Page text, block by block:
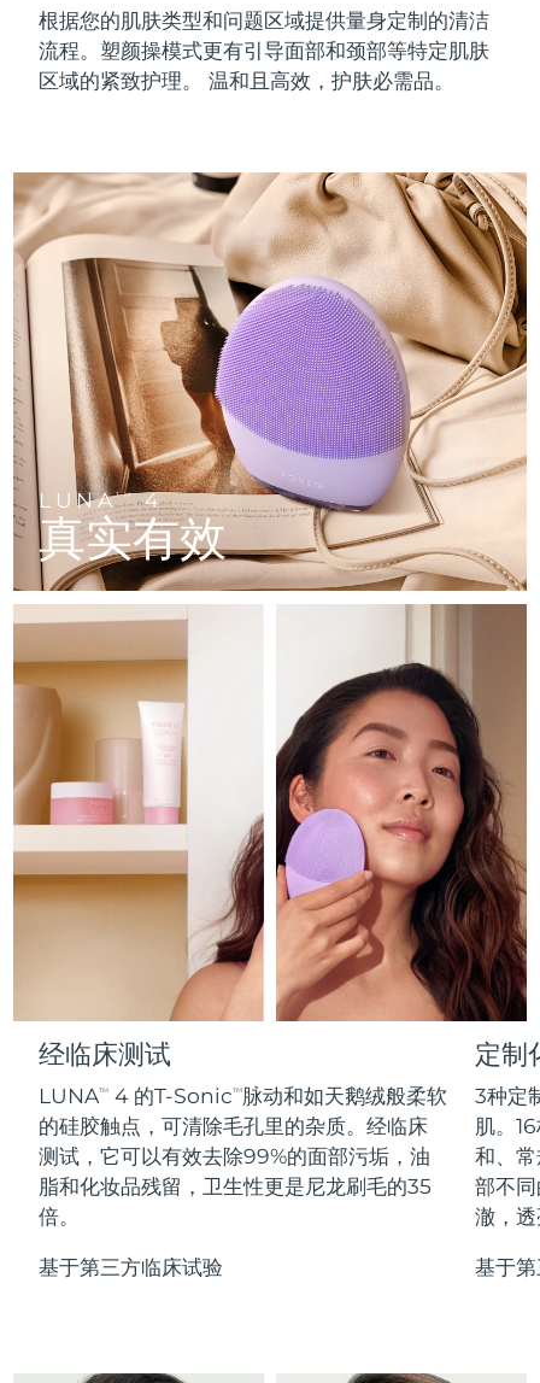
根据您的肌肤类型和问题区域提供量身定制的清洁
流程。塑颜操模式更有引导面部和颈部等特定肌肤
区域的紧致护理。 温和且高效，护肤必需品。
LUNATM4
真实有效
经临床测试
LUNATM 4 的T-SonicTM脉动和如天鹅绒般柔软
的硅胶触点，可清除毛孔里的杂质。经临床
测试，它可以有效去除99%的面部污垢，油
脂和化妆品残留，卫生性更是尼龙刷毛的35
倍。
基于第三方临床试验
定制
3种定
肌。
和、
部不
澈，
基于
LUNA™ 4 Plus
LUNA™ 4 Men
For men, anti-aging massage
LUNA™ 4 mini
For young skin, T-zone
LUNA™ 4 go
For travel or gym bag
LUNA™ 护肤
Premium cleansers & balm
LUNA™ 设备
All facial cleansing devices
BEAR™ 2 go
BEAR™ 2 eyes & lips
Microcurrent line smoothing device
面部提拉护理
Premium anti-aging skincare
BEAR™ 设备
All premium facelift devices
补水保湿
UFO™ 3 套装
UFO™ 3 LED
Near-infrared and red light therapy
device
UFO™ 3 mini
Red light therapy device for young skin
UFO™ 3 go
Portable red light therapy
面膜
Rejuvenation & hydration
UFO™ 设备
All deep facial hydration devices
口腔护理
issa™ 4
issa™ 4 plus
Smart hybrid silicone sonic toothbrush
issa™ 4 smile
Hybrid silicone sonic toothbrush
issa™ 4 baby
For ages 0-3
issa™ Teeth Whitening Set
ISSA™ 设备
All silicone sonic toothbrushes
抗老
FAQ™ 101
Clinical anti-aging
FAQ™ 102
Advanced clinical anti-aging
FAQ™ 103
Luxurious clinical anti-aging set
FAQ™ P1 Primer
Manuka honey primer
FAQ™护肤品
All FAQ™ skincare
FAQ™产品
All anti-aging treatments
LED治疗
NEW
FAQ™ 201
LED mask
FAQ™ 202
LED mask
FAQ™ 211
Anti-aging neck & décolleté LED mask
FAQ™ 221
Anti-aging LED hand mask
FAQ™护肤品
All FAQ™ skincare
FAQ™产品
All LED treatments
生发
FAQ™ 301
LED hair strengthening scalp massager
FAQ™ Scalp Serum
Scalp recovery probiotic serum
FAQ™护肤品
All FAQ™ skincare
FAQ™产品
All hair treatments
肌肤年轻化
NEW
FAQ™ 501
Full-Spectrum Red Light Therapy
FAQ™ 502
Full-Spectrum Red Light Therapy
FAQ™ Red Light Serum
FAQ™ skincare
All FAQ™ skincare
FAQ™ products
All toning treatments
保健品
NEW
专业治疗
脱毛
PEACH™ 2 Pro Max
Professional IPL hair removal device
PEACH™ 2
IPL hair removal
PEACH™ 2 go
Travel-friendly IPL hair removal
PEACH™ Cooling Prep Gel
身体护理
BEAR™ 2 body
Microcurrent body toning
LUNA™ 4 body
Massaging body brush
SUPERCHARGED™ serum
Firming body serum
ESPADA™ 2 plus
Recurring acne LED therapy
ESPADA™ 2
Acne treatment device
ESPADA™ Blemish Solution
眼部护理
BEAR™ 2 eyes & lips
Microcurrent line smoothing device
IRIS™ 2
Rejuvenating eye massager
眼部护肤
毛孔护理
KIWI™ derma
Diamond microdermabrasion .
Blackhead remover
LUNA™ 4 hair
2-in-1 LED scalp massager
LED light hairbrush
牙齿美白
NEW
issa™ Teeth Whitening Set
Dual LED + sonic device & 18% PAP gel
issa™ Teeth Whitening Gel
更多的
波斯尼亚和黑塞哥维那 预计送达日期12/08/2026
文莱 预计送达日期14/08/2026
加拿大 预计送达日期13/08/2026
智利 预计送达日期 13/08/2026
中国 预计送达日期09/08/2026
哥伦比亚 预计送达日期13/08/2026
克罗地亚 预计送达日期 09/08/2026
塞浦路斯 预计送达日期10/08/2026
捷克 预计送达日期09/08/2026
丹麦 预计送达日期09/08/2026
芬兰 预计送达日期 09/08/2026
法国 预计送达日期 09/08/2026
法属波利尼西亚 预计送达日期13/08/2026
德国 预计送达日期09/08/2026
预计送达日期13/08/2026
预计送达日期 09/08/2026
中国香港特别行政区 10/08/2026
匈牙利 预计送达日期09/08/2026
冰岛 预计送达日期10/08/2026
印度尼西亚 07/08/2026
爱尔兰 09/08/2026